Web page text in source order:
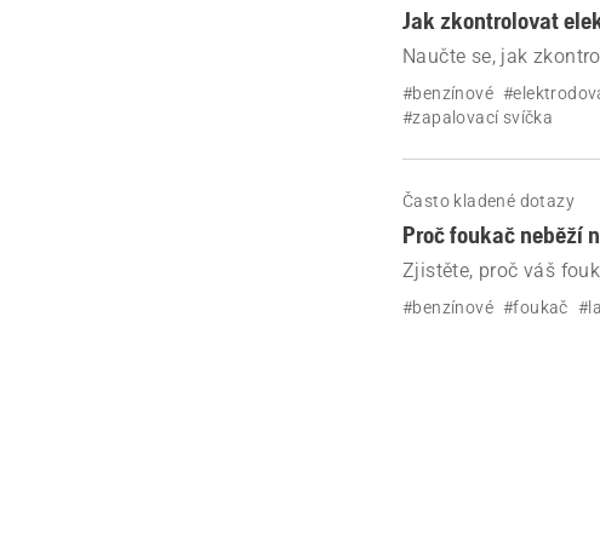
Jak zkontrolovat
Naučte se, jak
Husqvarna. Vyřešte
s podrobnými pokyny.
#benzínové
#zapalovací svíčka
Často kladené dotazy
Proč foukač neběží
Zjistěte, proč váš
#benzínové #foukač